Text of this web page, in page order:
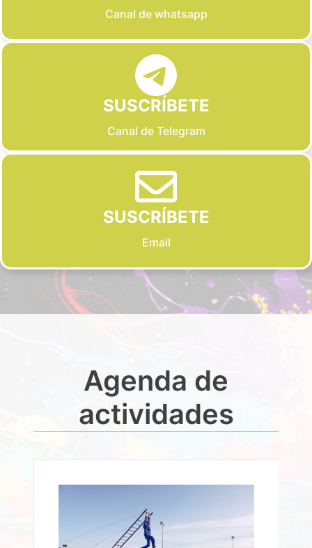
Canal de whatsapp
SUSCRÍBETE
Canal de Telegram
SUSCRÍBETE
Email
Agenda de
actividades